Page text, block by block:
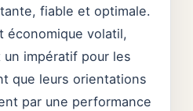
fiable et optimale.
économique volatil,
impératif pour les
que leurs orientations
par une performance